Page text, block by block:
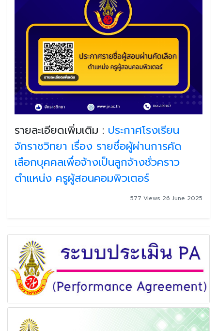
รายละเอียดเพิ่มเติม : ประกาศโรงเรียน
จักราชวิทยา เรื่อง รายชื่อผู้ผ่านการคัด
เลือกบุคคลเพื่อจ้างเป็นลูกจ้างชั่วคราว
ตำแหน่ง ครูผู้สอนคอมพิวเตอร์
577 Views 26 June 2025